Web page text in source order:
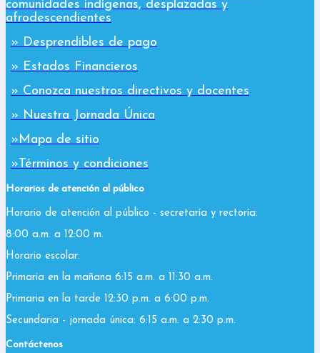
comunidades indígenas, desplazadas y
afrodescendientes
» Desprendibles de pago
» Estados Financieros
» Conozca nuestros directivos y docentes
» Nuestra Jornada Única
»Mapa de sitio
»Términos y condiciones
Horarios de atención al público
Horario de atención al público - secretaría y rectoría:
8:00 a.m. a 12:00 m.
Horario escolar:
Primaria en la mañana 6:15 a.m. a 11:30 a.m.
Primaria en la tarde 12:30 p.m. a 6:00 p.m.
Secundaria - jornada única: 6:15 a.m. a 2:30 p.m.
Contáctenos